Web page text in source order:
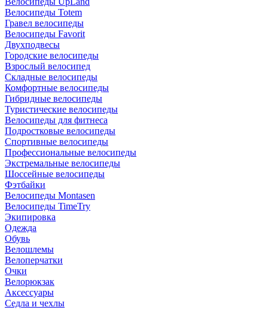
Велосипеды Totem
Гравел велосипеды
Велосипеды Favorit
Двухподвесы
Городские велосипеды
Взрослый велосипед
Складные велосипеды
Комфортные велосипеды
Гибридные велосипеды
Туристические велосипеды
Велосипеды для фитнеса
Подростковые велосипеды
Спортивные велосипеды
Профессиональные велосипеды
Экстремальные велосипеды
Шоссейные велосипеды
Фэтбайки
Велосипеды Montasen
Велосипеды TimeTry
Экипировка
Одежда
Обувь
Велошлемы
Велоперчатки
Очки
Велорюкзак
Аксессуары
Седла и чехлы